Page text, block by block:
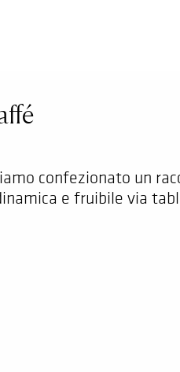
confezionato un
e fruibile via